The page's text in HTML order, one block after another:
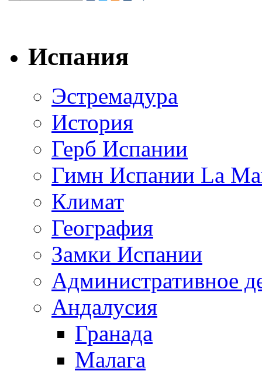
Испания
Эстремадура
История
Герб Испании
Гимн Испании La
Климат
География
Замки Испании
Административное
Андалусия
Гранада
Малага